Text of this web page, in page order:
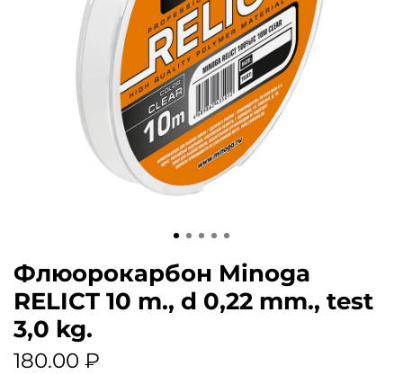
Флюорокарбон Minoga
RELICT 10 m., d 0,22 mm., test
3,0 kg.
180.00 ₽